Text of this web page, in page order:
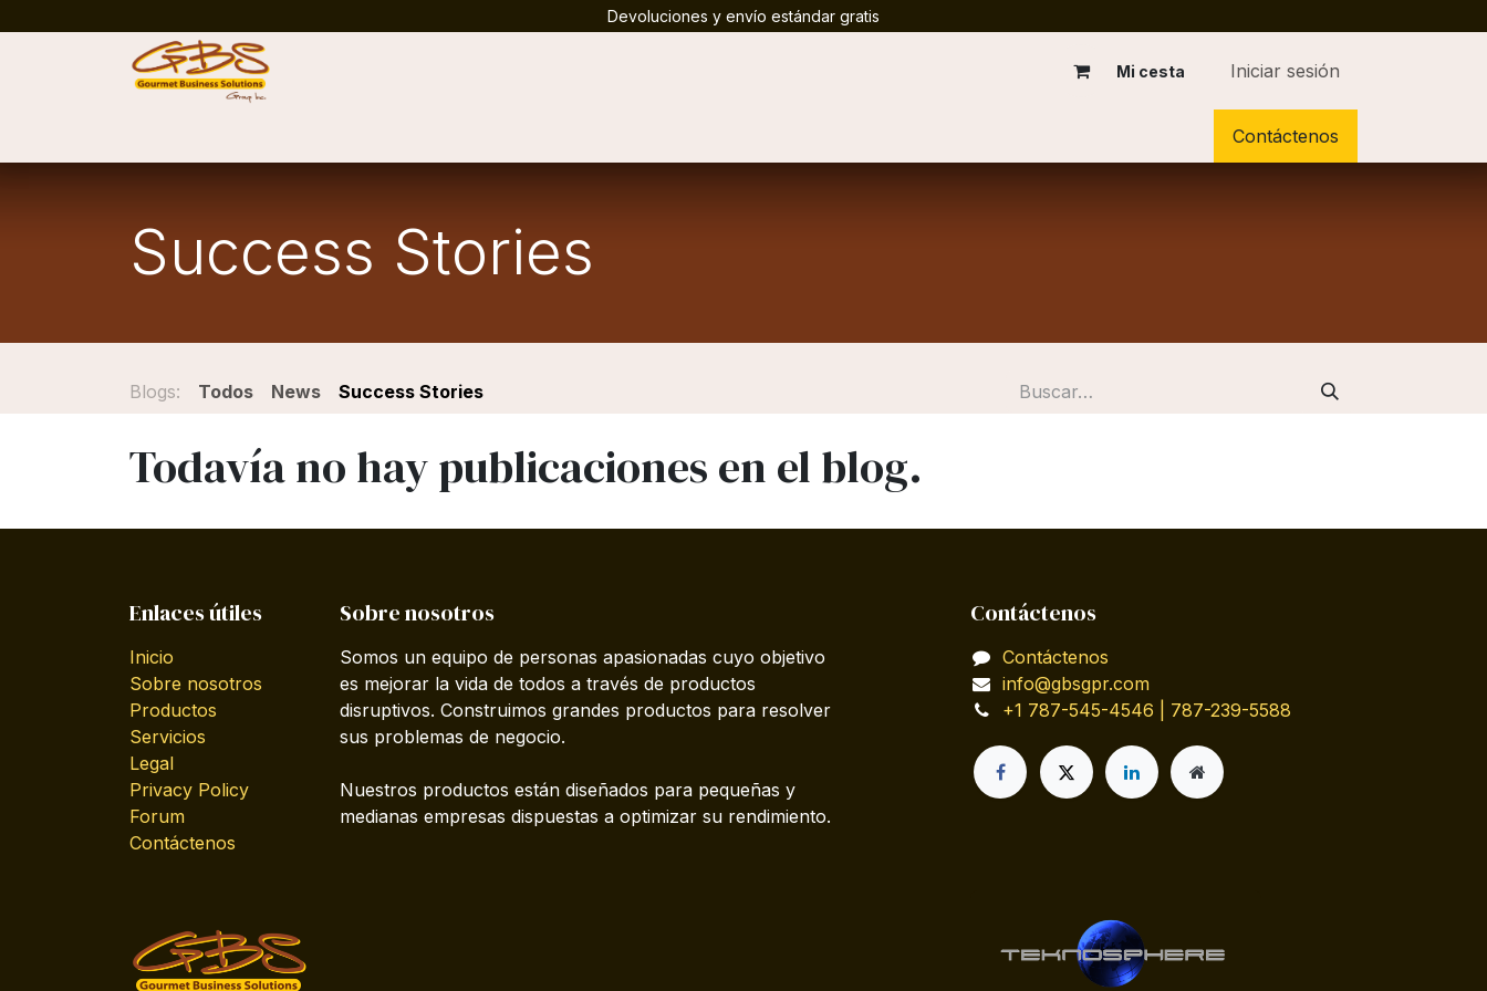
Devoluciones y envío estándar gratis
Mi cesta Iniciar sesión
Contáctenos
Success Stories
Blogs: Todos News Success Stories
Todavía no hay publicaciones en el blog.
Enlaces útiles
Inicio
Sobre nosotros
Productos
Servicios
Legal
Privacy Policy
Forum
Contáctenos
Sobre nosotros
Somos un equipo de personas apasionadas cuyo objetivo
es mejorar la vida de todos a través de productos
disruptivos. Construimos grandes productos para resolver
sus problemas de negocio.
Nuestros productos están diseñados para pequeñas y
medianas empresas dispuestas a optimizar su rendimiento.
Contáctenos
Contáctenos
info@gbsgpr.com
+1 787-545-4546 | 787-239-5588